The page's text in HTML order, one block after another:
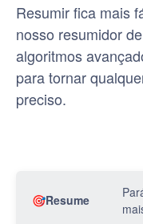
Resumir fica mais
nosso resumidor
algoritmos
para tornar
preciso.
🎯Resume